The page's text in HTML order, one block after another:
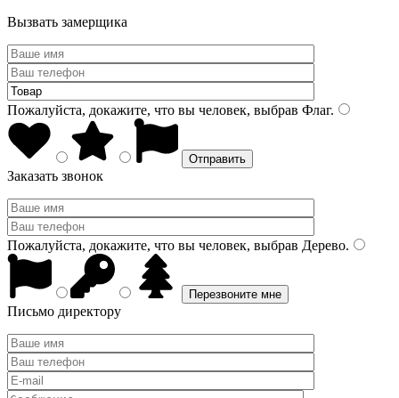
Вызвать замерщика
Пожалуйста, докажите, что вы человек, выбрав Флаг.
Заказать звонок
Пожалуйста, докажите, что вы человек, выбрав Дерево.
Письмо директору